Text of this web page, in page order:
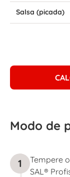
Salsa (picada)
Modo de
1
Tempere
SAL®